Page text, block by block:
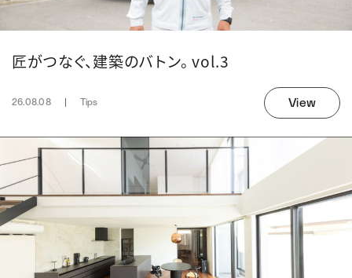
匠がつなぐ、建築のバトン。 vol.3
26.08.08 Tips View